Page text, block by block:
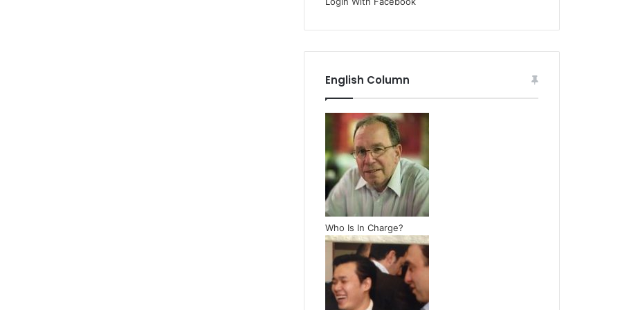
English Column
Who Is In Charge?